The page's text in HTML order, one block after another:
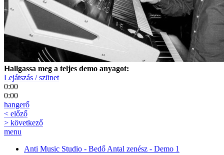
Hallgassa meg a teljes demo anyagot:
Lejátszás / szünet
0:00
0:00
hangerő
< előző
> következő
menu
Anti Music Studio - Bedő Antal zenész - Demo 1